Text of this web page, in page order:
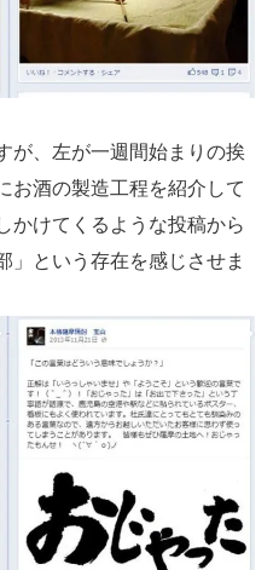
が、左が一週間始まりの挨
お酒の製造工程を紹介して
かけてくるような投稿から
」という存在を感じさせま